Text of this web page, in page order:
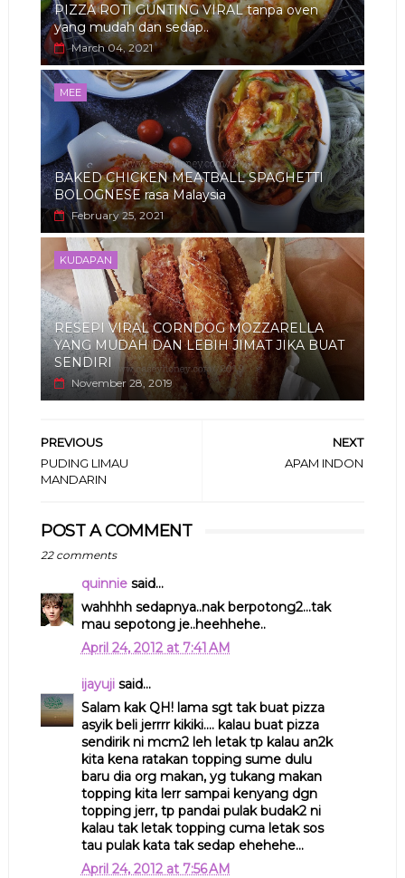
PIZZA ROTI GUNTING VIRAL tanpa oven
yang mudah dan sedap..
March 04, 2021
MEE
BAKED CHICKEN MEATBALL SPAGHETTI
BOLOGNESE rasa Malaysia
February 25, 2021
KUDAPAN
RESEPI VIRAL CORNDOG MOZZARELLA
YANG MUDAH DAN LEBIH JIMAT JIKA BUAT
SENDIRI
November 28, 2019
NEXT
APAM INDON
PREVIOUS
PUDING LIMAU
MANDARIN
POST A COMMENT
22 comments
quinniesaid...
wahhhh sedapnya..nak berpotong2...tak
mau sepotong je..heehhehe..
April 24, 2012 at 7:41 AM
ijayujisaid...
Salam kak QH! lama sgt tak buat pizza
asyik beli jerrrr kikiki.... kalau buat pizza
sendirik ni mcm2 leh letak tp kalau an2k
kita kena ratakan topping sume dulu
baru dia org makan, yg tukang makan
topping kita lerr sampai kenyang dgn
topping jerr, tp pandai pulak budak2 ni
kalau tak letak topping cuma letak sos
tau pulak kata tak sedap ehehehe...
April 24, 2012 at 7:56 AM